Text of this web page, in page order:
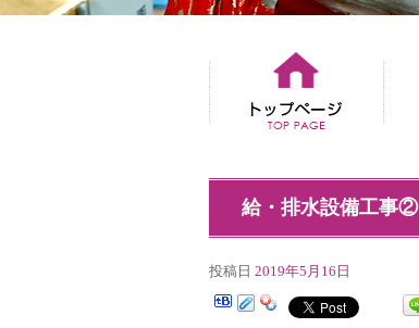
給・排水設備工事②
投稿日 2019年5月16日